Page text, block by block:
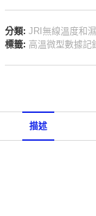
分類: JRI無線溫度和
標籤: 高溫微型數據記
描述